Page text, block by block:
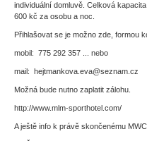
individuální domluvě. Celková
600 kč za osobu a noc.
Přihlašovat se je možno zde, formou
mobil: 775 292 357 ... nebo
mail: hejtmankova.eva@seznam.cz
Možná bude nutno zaplatit zálohu.
http://www.mlm-sporthotel.com/
A ještě info k právě skončenému